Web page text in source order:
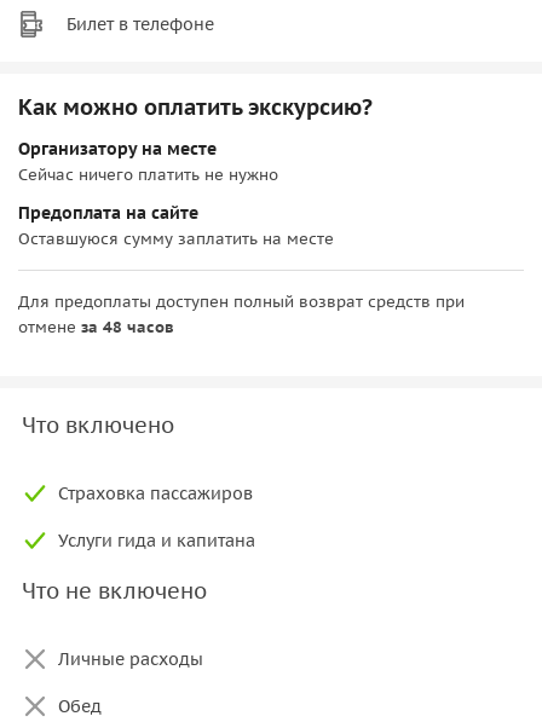
Билет в телефоне
Как можно оплатить экскурсию?
Организатору на месте
Сейчас ничего платить не нужно
Предоплата на сайте
Оставшуюся сумму заплатить на месте
Для предоплаты доступен полный возврат средств при
отмене за 48 часов
Что включено
Страховка пассажиров
Услуги гида и капитана
Что не включено
Личные расходы
Обед